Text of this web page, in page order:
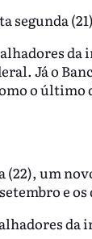
segunda
da
Já o
o último
um
e
da